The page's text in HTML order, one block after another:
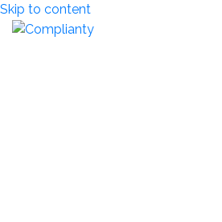
Skip to content